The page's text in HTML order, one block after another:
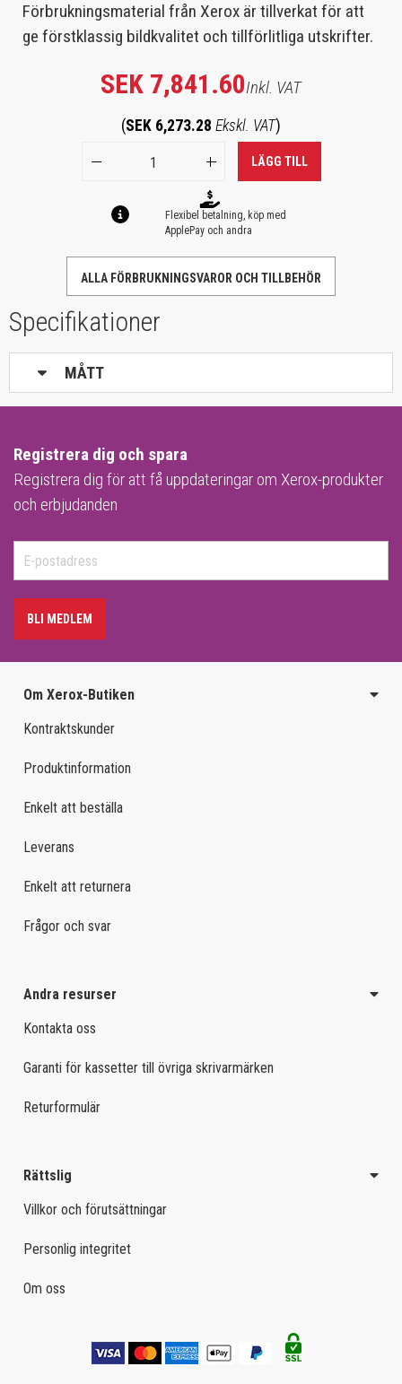
Förbrukningsmaterial från Xerox är tillverkat för att
ge förstklassig bildkvalitet och tillförlitliga utskrifter.
SEK 7,841.60Inkl. VAT
(SEK 6,273.28 Ekskl. VAT)
LÄGG TILL
Flexibel betalning, köp med
ApplePay och andra
ALLA FÖRBRUKNINGSVAROR OCH TILLBEHÖR
Specifikationer
MÅTT
Registrera dig och spara
Registrera dig för att få uppdateringar om Xerox-produkter
och erbjudanden
BLI MEDLEM
Om Xerox-Butiken
Kontraktskunder
Produktinformation
Enkelt att beställa
Leverans
Enkelt att returnera
Frågor och svar
Andra resurser
Kontakta oss
Garanti för kassetter till övriga skrivarmärken
Returformulär
Rättslig
Villkor och förutsättningar
Personlig integritet
Om oss